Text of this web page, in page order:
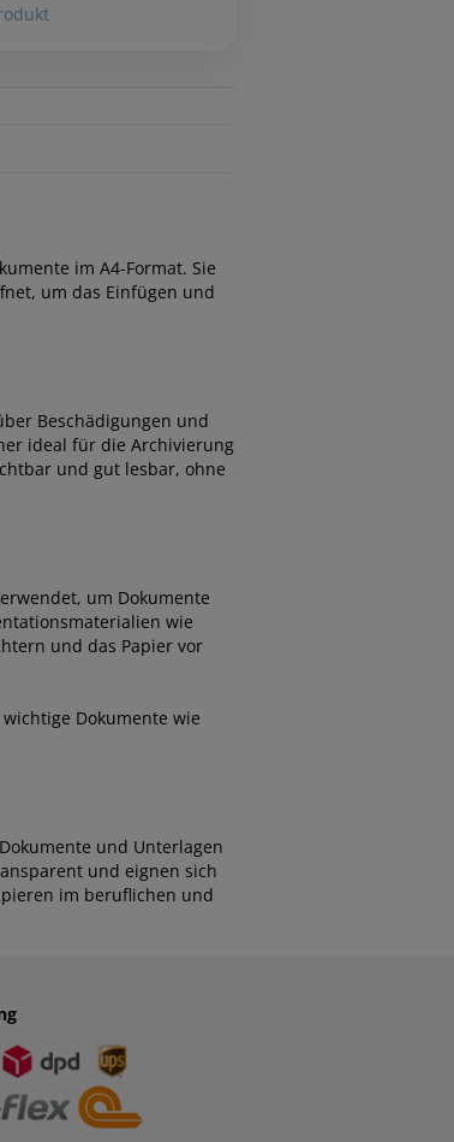
im A4-Format. Sie
um das Einfügen und
Beschädigungen und
ideal für die Archivierung
und gut lesbar, ohne
um Dokumente
wie
und das Papier vor
Dokumente wie
und Unterlagen
und eignen sich
im beruflichen und